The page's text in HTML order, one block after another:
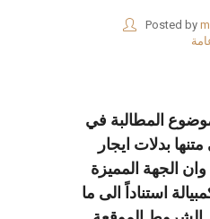
Posted by
المطالبة في
بدلات ايجار
الجهة المميزة
استناداً الى ما